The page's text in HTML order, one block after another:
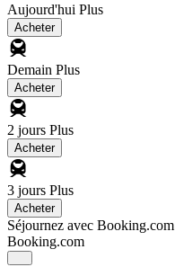
Aujourd'hui Plus
Acheter
Demain Plus
Acheter
2 jours Plus
Acheter
3 jours Plus
Acheter
Séjournez avec Booking.com
Booking.com